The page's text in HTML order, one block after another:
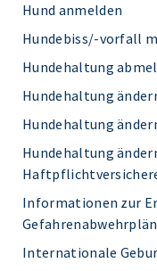
Hund anmelden
Hundebiss/-vorfall
Hundehaltung
Hundehaltung
Hundehaltung
Hundehaltung
Informationen zur
Internationale